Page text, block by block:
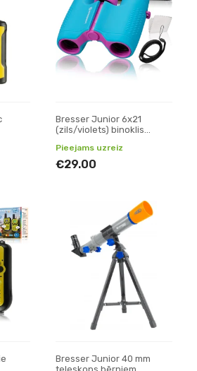
Bresser Junior 6x21
(zils/violets) binoklis
Pieejams uzreiz
€29.00
Bresser Junior 40 mm